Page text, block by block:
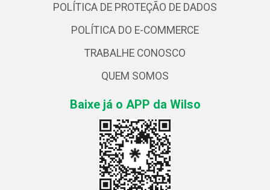
POLÍTICA DE PROTEÇÃO DE DADOS
POLÍTICA DO E-COMMERCE
TRABALHE CONOSCO
QUEM SOMOS
Baixe já o APP da Wilso